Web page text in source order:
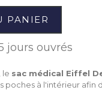
PANIER
jours ouvrés
le sac médical Eiffel
poches à l'intérieur afin